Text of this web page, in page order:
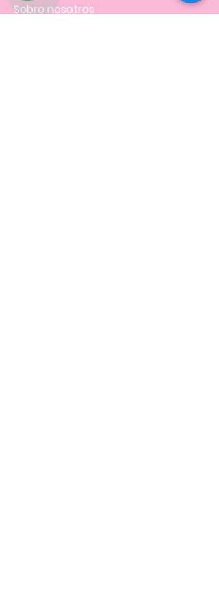
Sobre nosotros